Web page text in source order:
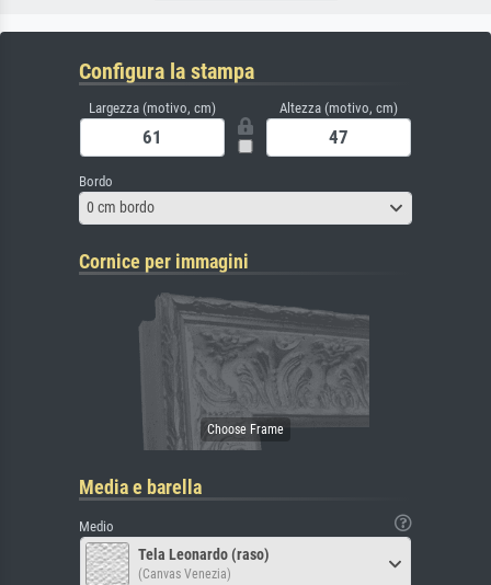
Configura la stampa
Largezza (motivo, cm) Altezza (motivo, cm)
Bordo
0 cm bordo
Cornice per immagini
Media e barella
Medio
Tela Leonardo (raso)
(Canvas Venezia)